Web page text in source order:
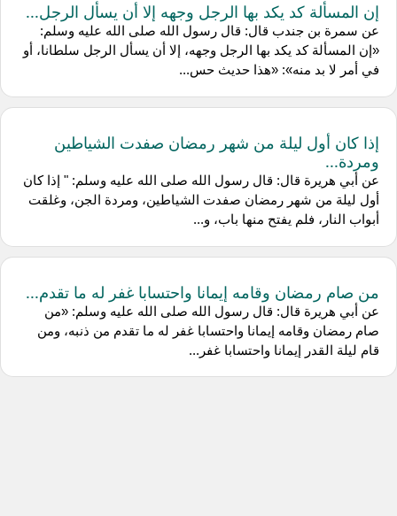
إن المسألة كد يكد بها الرجل وجهه إلا أن يسأل الرجل...
عن سمرة بن جندب قال: قال رسول الله صلى الله عليه وسلم:
«إن المسألة كد يكد بها الرجل وجهه، إلا أن يسأل الرجل سلطانا، أو
في أمر لا بد منه»: «هذا حديث حس...
إذا كان أول ليلة من شهر رمضان صفدت الشياطين
ومردة...
عن أبي هريرة قال: قال رسول الله صلى الله عليه وسلم: " إذا كان
أول ليلة من شهر رمضان صفدت الشياطين، ومردة الجن، وغلقت
أبواب النار، فلم يفتح منها باب، و...
من صام رمضان وقامه إيمانا واحتسابا غفر له ما تقدم...
عن أبي هريرة قال: قال رسول الله صلى الله عليه وسلم: «من
صام رمضان وقامه إيمانا واحتسابا غفر له ما تقدم من ذنبه، ومن
قام ليلة القدر إيمانا واحتسابا غفر...